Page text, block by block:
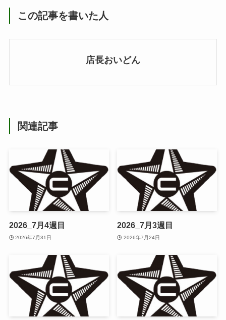
この記事を書いた人
店長おいどん
関連記事
2026_7月4週目
2026年7月31日
2026_7月3週目
2026年7月24日